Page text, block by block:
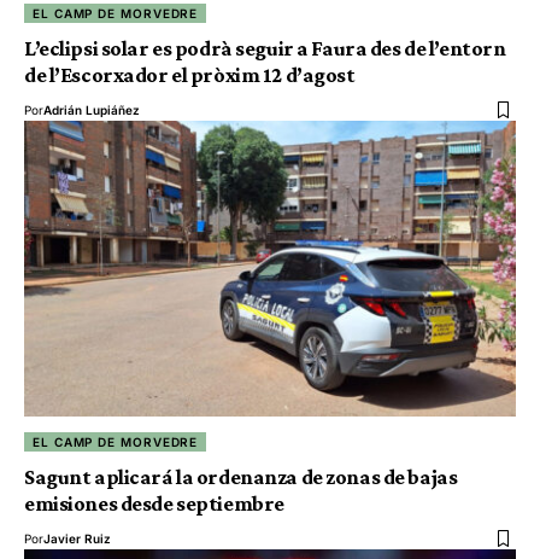
EL CAMP DE MORVEDRE
L’eclipsi solar es podrà seguir a Faura des de l’entorn
de l’Escorxador el pròxim 12 d’agost
PorAdrián Lupiáñez
EL CAMP DE MORVEDRE
Sagunt aplicará la ordenanza de zonas de bajas
emisiones desde septiembre
PorJavier Ruiz